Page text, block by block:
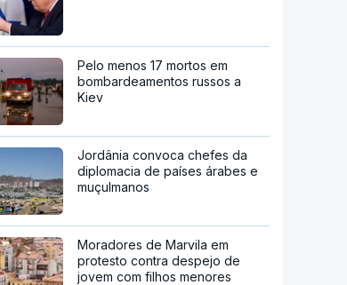
Pelo menos 17 mortos em
bombardeamentos russos a
Kiev
Jordânia convoca chefes da
diplomacia de países árabes e
muçulmanos
Moradores de Marvila em
protesto contra despejo de
jovem com filhos menores